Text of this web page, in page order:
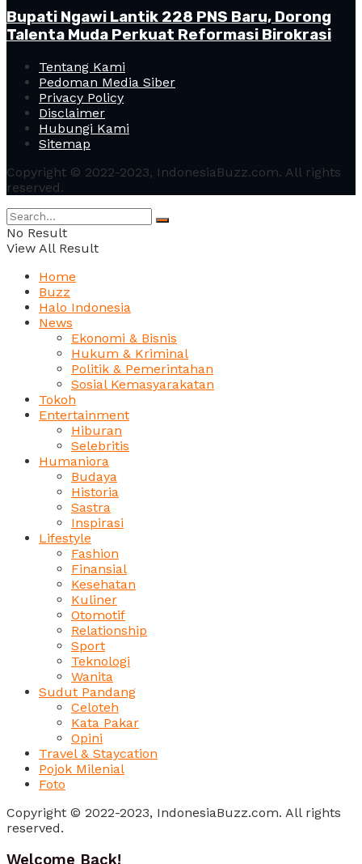
Bupati Ngawi Lantik 228 PNS Baru, Dorong
Talenta Muda Perkuat Reformasi Birokrasi
Tentang Kami
Pedoman Media Siber
Privacy Policy
Disclaimer
Hubungi Kami
Sitemap
Copyright © 2022-2023, IndonesiaBuzz.com. All rights
reserved.
No Result
View All Result
Home
Buzz
Halo Indonesia
News
Ekonomi & Bisnis
Hukum & Kriminal
Politik & Pemerintahan
Sosial Kemasyarakatan
Tokoh
Entertainment
Hiburan
Selebritis
Humaniora
Budaya
Historia
Sastra
Inspirasi
Lifestyle
Fashion
Finansial
Kesehatan
Kuliner
Otomotif
Relationship
Sport
Teknologi
Wanita
Sudut Pandang
Celoteh
Kata Pakar
Opini
Travel & Staycation
Pojok Milenial
Foto
Copyright © 2022-2023, IndonesiaBuzz.com. All rights
reserved.
Welcome Back!